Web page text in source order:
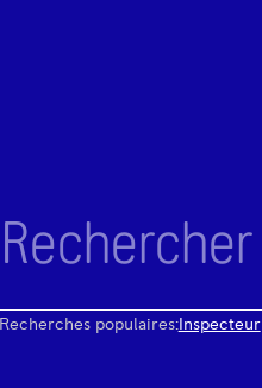
Recherches populaires:Inspecteur